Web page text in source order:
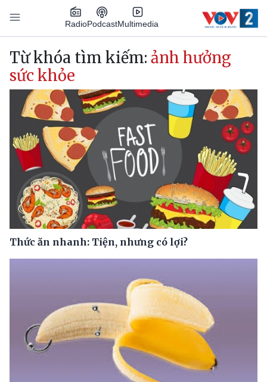
Nhảy đến nội dung
RadioPodcastMultimedia
Main navigation
Từ khóa tìm kiếm: ảnh hưởng
sức khỏe
Thức ăn nhanh: Tiện, nhưng có lợi?